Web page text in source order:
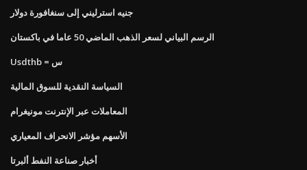
جنيه استرليني إلى سنغافورة دولار
الرسم البياني لسعر الذهب الماضي 50 عاما في باكستان
Usdthb = س
السياسة النقدية للسوق المالية
المعاملات عبر الإنترنت مونيغرام
الأسهم مؤشر الانحراف المعياري
أخبار صناعة النفط ألبرتا